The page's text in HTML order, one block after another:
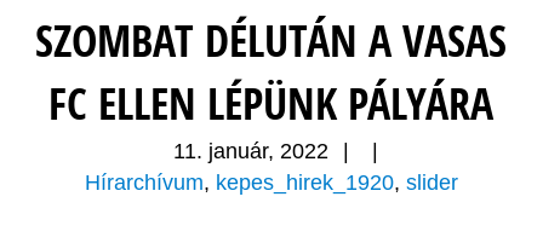
SZOMBAT DÉLUTÁN A VASAS
FC ELLEN LÉPÜNK PÁLYÁRA
11. január, 2022
Hírarchívum, kepes_hirek_1920, slider